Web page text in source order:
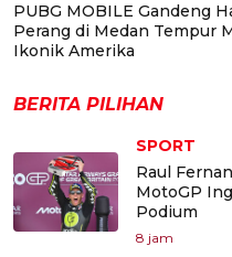
PUBG MOBILE Gandeng
Perang di Medan Tempur
Ikonik Amerika
BERITA PILIHAN
SPORT
Raul
MotoGP
Podium
8 jam